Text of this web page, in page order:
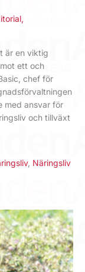
,
är en viktig
ett och
chef för
med ansvar för
och tillväxt
, Näringsliv